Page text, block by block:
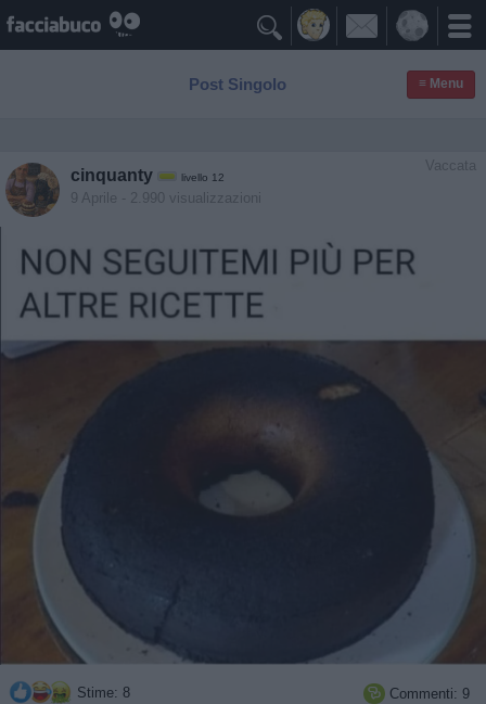

Post Singolo ≡ Menu
Vaccata
cinquanty livello 12
9 Aprile - 2.990 visualizzazioni
Stime: 8  Commenti: 9